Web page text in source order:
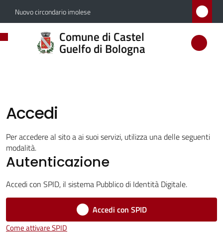
Vai al contenuto
Vai alla navigazione
Vai al footer
Nuovo circondario imolese
Comune di Castel
Guelfo di Bologna
Comune
di
Bologna
Amministrazione
Novità
Accedi
Per accedere al sito a ai suoi servizi, utilizza una delle seguenti
modalità.
Autenticazione
Accedi con SPID, il sistema Pubblico di Identità Digitale.
Accedi con SPID
Come attivare SPID